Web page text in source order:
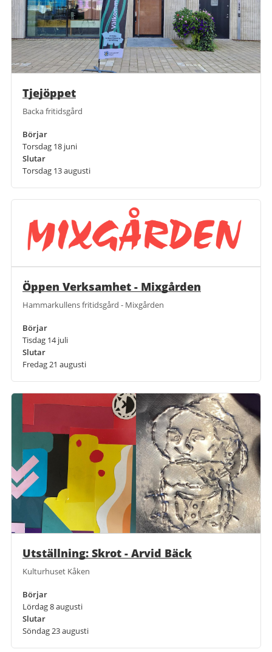
Tjejöppet
Backa fritidsgård
Börjar
Torsdag 18 juni
Slutar
Torsdag 13 augusti
Öppen Verksamhet - Mixgården
Hammarkullens fritidsgård - Mixgården
Börjar
Tisdag 14 juli
Slutar
Fredag 21 augusti
Utställning: Skrot - Arvid Bäck
Kulturhuset Kåken
Börjar
Lördag 8 augusti
Slutar
Söndag 23 augusti